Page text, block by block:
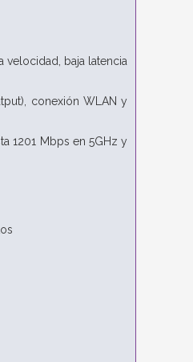
velocidad, baja latencia
conexión WLAN y
1201 Mbps en 5GHz y